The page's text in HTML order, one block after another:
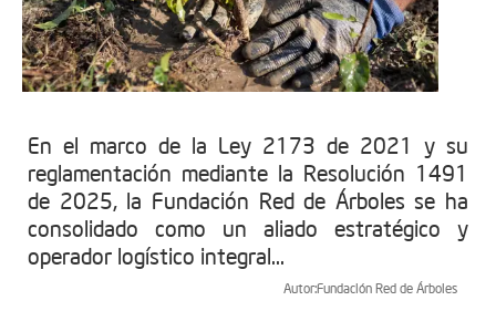
En el marco de la Ley 2173 de 2021 y su
reglamentación mediante la Resolución 1491
de 2025, la Fundación Red de Árboles se ha
consolidado como un aliado estratégico y
operador logístico integral...
Autor:Fundación Red de Árboles